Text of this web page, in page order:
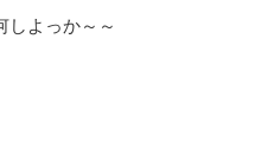
しよっか～～